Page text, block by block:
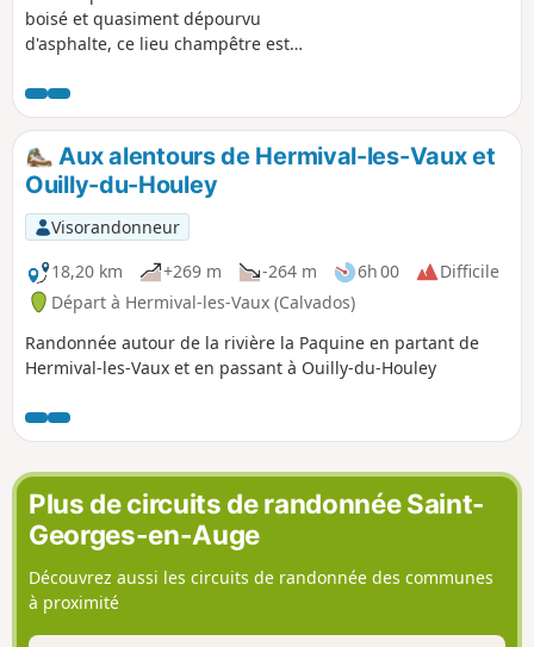
boisé et quasiment dépourvu
d'asphalte, ce lieu champêtre est
prendre un bon bol d'oxygène. Amis de
la nature et de la botanique vous serez
comblés, amis des belles demeures et
du patrimoine architectural vous serez
déçus.
Aux alentours de Hermival-les-Vaux et
Ouilly-du-Houley
Visorandonneur
18,20 km
+269 m -264 m 6h 00
Difficile
Départ à Hermival-les-Vaux (Calvados)
Randonnée autour de la rivière la Paquine en partant de
Hermival-les-Vaux et en passant à Ouilly-du-Houley
Plus de circuits de randonnée Saint-
Georges-en-Auge
Découvrez aussi les circuits de randonnée des communes
à proximité